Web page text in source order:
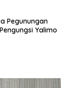
Pegunungan
Yalimo